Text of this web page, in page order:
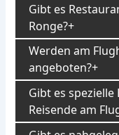
Gibt es
Ronge?
Werden am
angeboten?
Gibt es
Reisende am